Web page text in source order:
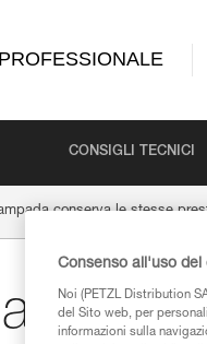
PROFESSIONALE
CONSIGLI TECNICI
conserva le stesse
Consenso all'uso dei
Noi (PETZL Distribution
del Sito web, per
informazioni sulla